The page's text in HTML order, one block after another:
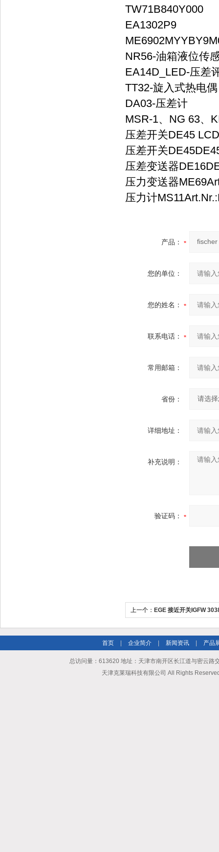
TW71B840Y000
EA1302P9
NR56-油箱液位传
EA14D_LED-压差
TT32-旋入式热电偶
DA03-压差计
MSR-1、NG 63、
压差开关DE45
压差开关
压差变送器
压力变送器
压力计
产品：
您的单位：
您的姓名：
联系电话：
常用邮箱：
省份：
详细地址：
补充说明：
验证码：
上一个： EGE 接近开关IGFW
首页 企业简介 新闻资讯 产品
总访问量：613620 地址：天津市南开区长江道与密云
天津克莱瑞科技有限公司 All Rights